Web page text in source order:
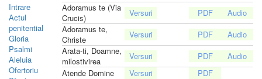
Intrare
Actul
penitential
Gloria
Psalmi
Aleluia
Ofertoriu
Adoramus te (Via
Crucis)
Adoramus te,
Christe
Arata-ti, Doamne,
milostivirea
Atende Domine